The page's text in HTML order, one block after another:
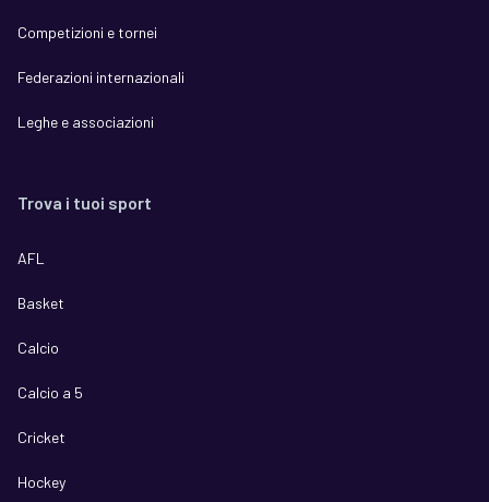
Competizioni e tornei
Federazioni internazionali
Leghe e associazioni
Trova i tuoi sport
AFL
Basket
Calcio
Calcio a 5
Cricket
Hockey